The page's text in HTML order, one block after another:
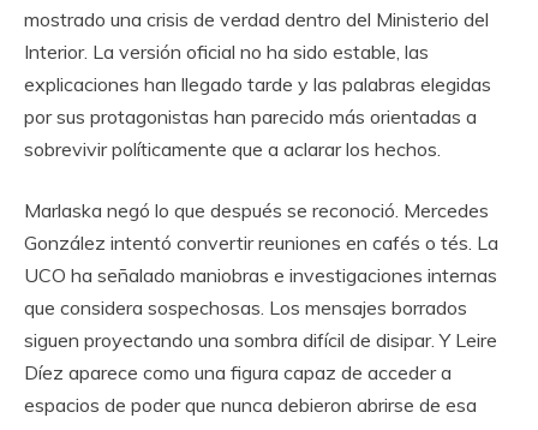
mostrado una crisis de verdad dentro del Ministerio del
Interior. La versión oficial no ha sido estable, las
explicaciones han llegado tarde y las palabras elegidas
por sus protagonistas han parecido más orientadas a
sobrevivir políticamente que a aclarar los hechos.
Marlaska negó lo que después se reconoció. Mercedes
González intentó convertir reuniones en cafés o tés. La
UCO ha señalado maniobras e investigaciones internas
que considera sospechosas. Los mensajes borrados
siguen proyectando una sombra difícil de disipar. Y Leire
Díez aparece como una figura capaz de acceder a
espacios de poder que nunca debieron abrirse de esa